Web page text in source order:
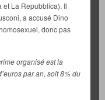
et La Repubblica). Il
a accusé Dino
donc pas
organisé est la
par an, soit 8% du